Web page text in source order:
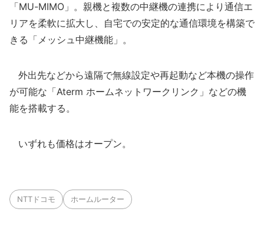
「MU-MIMO」。親機と複数の中継機の連携により通信エ
リアを柔軟に拡大し、自宅での安定的な通信環境を構築で
きる「メッシュ中継機能」。
外出先などから遠隔で無線設定や再起動など本機の操作
が可能な「Aterm ホームネットワークリンク」などの機
能を搭載する。
いずれも価格はオープン。
NTTドコモ ホームルーター